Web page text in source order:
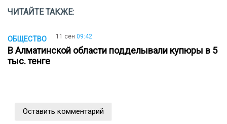
ЧИТАЙТЕ ТАКЖЕ:
ОБЩЕСТВО 11 сен 09:42
В Алматинской области подделывали купюры в 5
тыс. тенге
Оставить комментарий